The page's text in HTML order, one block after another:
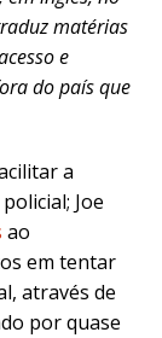
matérias
e
do país que
a
Joe
ao
em tentar
através de
por quase